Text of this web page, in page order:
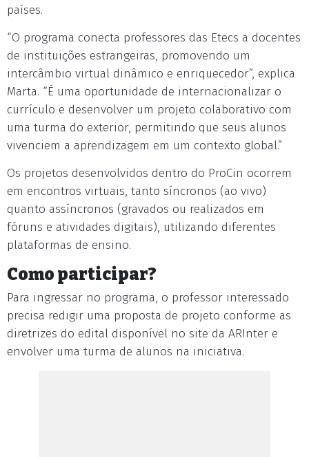
países.
“O programa conecta professores das Etecs a docentes
de instituições estrangeiras, promovendo um
intercâmbio virtual dinâmico e enriquecedor”, explica
Marta. “É uma oportunidade de internacionalizar o
currículo e desenvolver um projeto colaborativo com
uma turma do exterior, permitindo que seus alunos
vivenciem a aprendizagem em um contexto global.”
Os projetos desenvolvidos dentro do ProCin ocorrem
em encontros virtuais, tanto síncronos (ao vivo)
quanto assíncronos (gravados ou realizados em
fóruns e atividades digitais), utilizando diferentes
plataformas de ensino.
Como participar?
Para ingressar no programa, o professor interessado
precisa redigir uma proposta de projeto conforme as
diretrizes do edital disponível no site da ARInter e
envolver uma turma de alunos na iniciativa.